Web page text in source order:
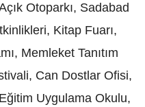
Otoparkı, Sadabad
Kitap Fuarı,
Memleket Tanıtım
Can Dostlar Ofisi,
Uygulama Okulu,